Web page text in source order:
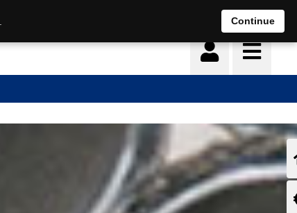
Continue